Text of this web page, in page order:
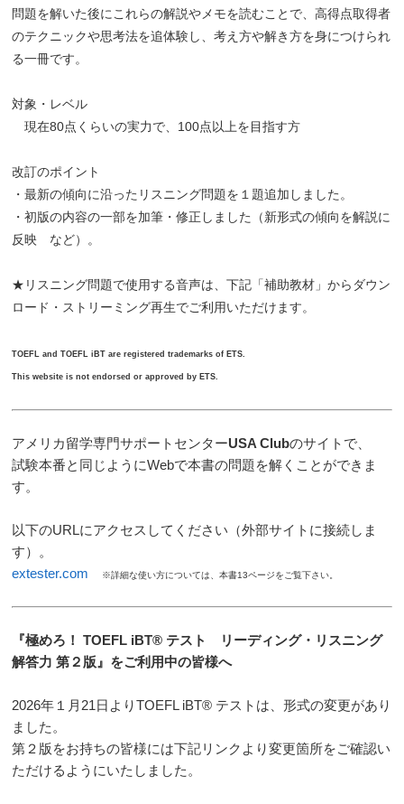
問題を解いた後にこれらの解説やメモを読むことで、高得点取得者
のテクニックや思考法を追体験し、考え方や解き方を身につけられ
る一冊です。
対象・レベル
現在80点くらいの実力で、100点以上を目指す方
改訂のポイント
・最新の傾向に沿ったリスニング問題を１題追加しました。
・初版の内容の一部を加筆・修正しました（新形式の傾向を解説に
反映 など）。
★リスニング問題で使用する音声は、下記「補助教材」からダウン
ロード・ストリーミング再生でご利用いただけます。
TOEFL and TOEFL iBT are registered trademarks of ETS.
This website is not endorsed or approved by ETS.
アメリカ留学専門サポートセンターUSA Clubのサイトで、
試験本番と同じようにWebで本書の問題を解くことができま
す。
以下のURLにアクセスしてください（外部サイトに接続しま
す）。
extester.com
※詳細な使い方については、本書13ページをご覧下さい。
『極めろ！ TOEFL iBT® テスト リーディング・リスニング
解答力 第２版』をご利用中の皆様へ
2026年１月21日よりTOEFL iBT® テストは、形式の変更があり
ました。
第２版をお持ちの皆様には下記リンクより変更箇所をご確認い
ただけるようにいたしました。